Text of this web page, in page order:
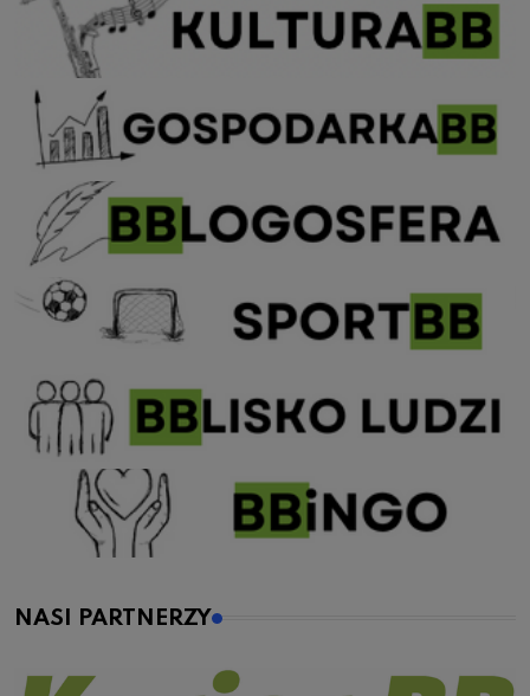
NASI PARTNERZY